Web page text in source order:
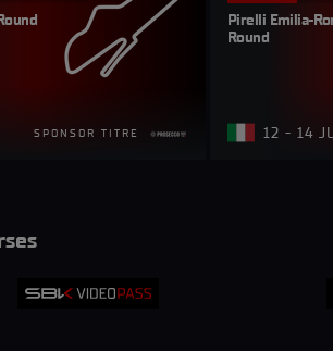
SPONSOR TITRE
Pirelli Emilia-
Round
12 - 14